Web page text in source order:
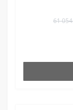
61